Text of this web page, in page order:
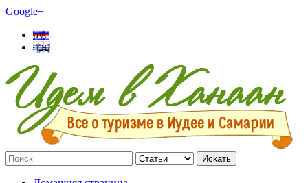
Google+
рус
עבר
Искать